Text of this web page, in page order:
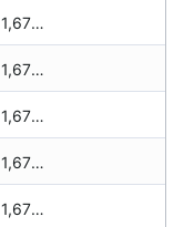
1,670 zł
1,670 zł
1,670 zł
1,670 zł
1,670 zł